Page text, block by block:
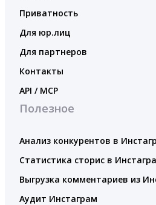
Приватность
Для юр.лиц
Для партнеров
Контакты
API / MCP
Полезное
Анализ конкурентов в
Статистика сторис в
Выгрузка комментариев из
Аудит Инстаграм